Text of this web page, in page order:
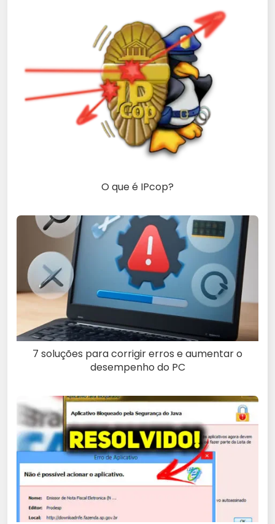
O que é IPcop?
7 soluções para corrigir erros e aumentar o
desempenho do PC